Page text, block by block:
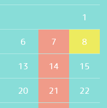
1
6 7 8
13 14 15
20 21 22